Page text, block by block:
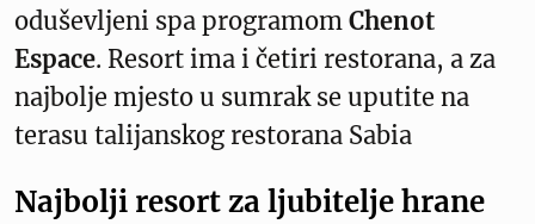
oduševljeni spa programom Chenot
Espace. Resort ima i četiri restorana, a za
najbolje mjesto u sumrak se uputite na
terasu talijanskog restorana Sabia
Najbolji resort za ljubitelje hrane